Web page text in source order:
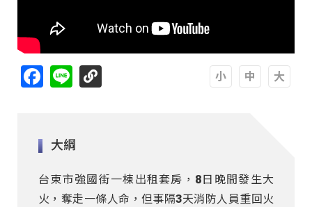
Facebook
Line
大綱
台東市強國街一棟出租套房，8日晚間發生大
火，奪走一條人命，但事隔3天消防人員重回火